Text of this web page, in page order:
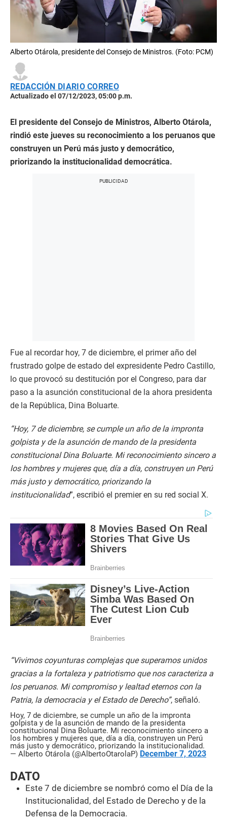
Alberto Otárola, presidente del Consejo de Ministros. (Foto: PCM)
REDACCIÓN DIARIO CORREO
Actualizado el 07/12/2023, 05:00 p.m.
El presidente del Consejo de Ministros, Alberto Otárola,
rindió este jueves su reconocimiento a los peruanos que
construyen un Perú más justo y democrático,
priorizando la institucionalidad democrática.
Fue al recordar hoy, 7 de diciembre, el primer año del
frustrado golpe de estado del expresidente Pedro Castillo,
lo que provocó su destitución por el Congreso, para dar
paso a la asunción constitucional de la ahora presidenta
de la República, Dina Boluarte.
“Hoy, 7 de diciembre, se cumple un año de la impronta
golpista y de la asunción de mando de la presidenta
constitucional Dina Boluarte. Mi reconocimiento sincero a
los hombres y mujeres que, día a día, construyen un Perú
más justo y democrático, priorizando la
institucionalidad”, escribió el premier en su red social X.
“Vivimos coyunturas complejas que superamos unidos
gracias a la fortaleza y patriotismo que nos caracteriza a
los peruanos. Mi compromiso y lealtad eternos con la
Patria, la democracia y el Estado de Derecho”, señaló.
Hoy, 7 de diciembre, se cumple un año de la impronta
golpista y de la asunción de mando de la presidenta
constitucional Dina Boluarte. Mi reconocimiento sincero a
los hombres y mujeres que, día a día, construyen un Perú
más justo y democrático, priorizando la institucionalidad.
— Alberto Otárola (@AlbertoOtarolaP) December 7, 2023
DATO
Este 7 de diciembre se nombró como el Día de la
Institucionalidad, del Estado de Derecho y de la
Defensa de la Democracia.